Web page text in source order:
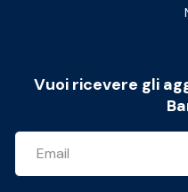
Vuoi ricevere gli